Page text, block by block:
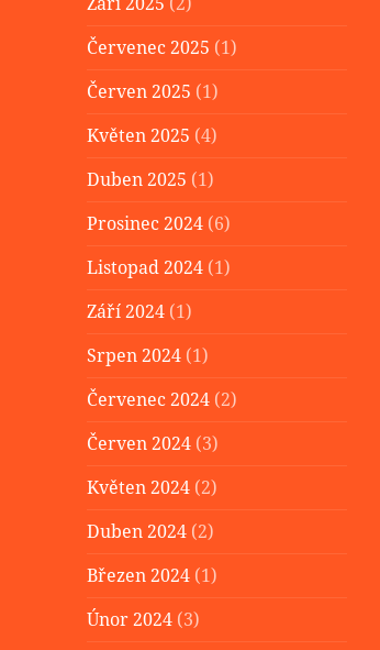
Červenec 2025 (1)
Červen 2025 (1)
Květen 2025 (4)
Duben 2025 (1)
Prosinec 2024 (6)
Listopad 2024 (1)
Září 2024 (1)
Srpen 2024 (1)
Červenec 2024 (2)
Červen 2024 (3)
Květen 2024 (2)
Duben 2024 (2)
Březen 2024 (1)
Únor 2024 (3)